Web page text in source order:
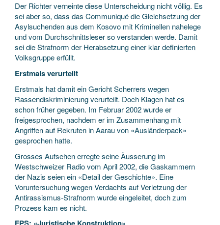
Der Richter verneinte diese Unterscheidung nicht völlig. Es
sei aber so, dass das Communiqué die Gleichsetzung der
Asylsuchenden aus dem Kosovo mit Kriminellen nahelege
und vom Durchschnittsleser so verstanden werde. Damit
sei die Strafnorm der Herabsetzung einer klar definierten
Volksgruppe erfüllt.
Erstmals verurteilt
Erstmals hat damit ein Gericht Scherrers wegen
Rassendiskriminierung verurteilt. Doch Klagen hat es
schon früher gegeben. Im Februar 2002 wurde er
freigesprochen, nachdem er im Zusammenhang mit
Angriffen auf Rekruten in Aarau von «Ausländerpack»
gesprochen hatte.
Grosses Aufsehen erregte seine Äusserung im
Westschweizer Radio vom April 2002, die Gaskammern
der Nazis seien ein «Detail der Geschichte». Eine
Voruntersuchung wegen Verdachts auf Verletzung der
Antirassismus-Strafnorm wurde eingeleitet, doch zum
Prozess kam es nicht.